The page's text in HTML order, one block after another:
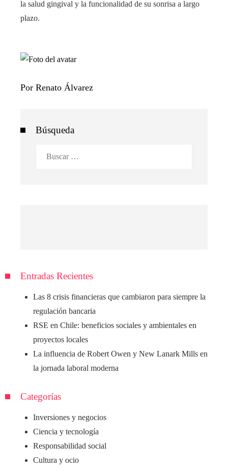
la salud gingival y la funcionalidad de su sonrisa a largo
plazo.
Por Renato Álvarez
Búsqueda
Entradas Recientes
Las 8 crisis financieras que cambiaron para siempre la
regulación bancaria
RSE en Chile: beneficios sociales y ambientales en
proyectos locales
La influencia de Robert Owen y New Lanark Mills en
la jornada laboral moderna
Categorías
Inversiones y negocios
Ciencia y tecnología
Responsabilidad social
Cultura y ocio